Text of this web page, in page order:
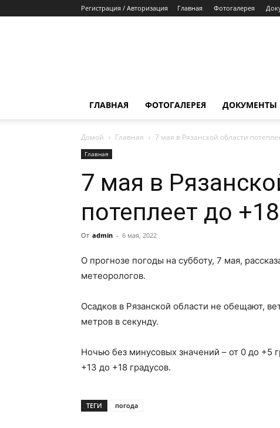
Регистрация / Авторизация Главная Фотогалерея
ГЛАВНАЯ ФОТОГАЛЕРЕЯ ДОКУМЕНТЫ
Домой Главная 7 мая в Рязанской области
Главная
7 мая в
потеплеет до
От admin - 6 мая, 2022
О прогнозе погоды на субботу, 7 мая,
метеорологов.
Осадков в Рязанской области не обещают,
метров в секунду.
Ночью без минусовых значений – от 0 до +5
+13 до +18 градусов.
ТЕГИ погода